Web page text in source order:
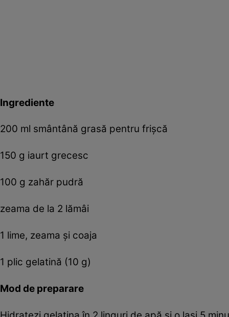
Ingrediente
200 ml smântână grasă pentru frișcă
150 g iaurt grecesc
100 g zahăr pudră
zeama de la 2 lămâi
1 lime, zeama și coaja
1 plic gelatină (10 g)
Mod de preparare